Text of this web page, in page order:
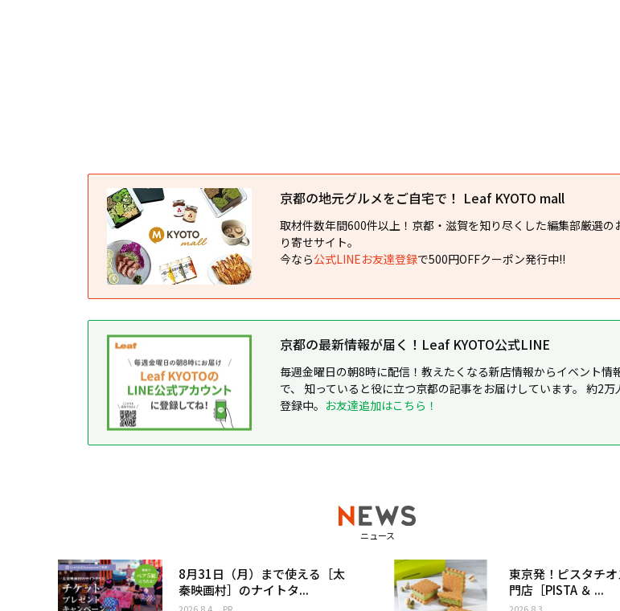
京都の地元グルメをご自宅で！ Leaf KYOTO mall
取材件数年間600件以上！京都・滋賀を知り尽くした編集部厳選の
り寄せサイト。
今なら公式LINEお友達登録で500円OFFクーポン発行中!!
京都の最新情報が届く！Leaf KYOTO公式LINE
毎週金曜日の朝8時に配信！教えたくなる新店情報からイベント情
で、 知っていると役に立つ京都の記事をお届けしています。 約2万
登録中。 お友達追加はこちら！
ニュース
8月31日（月）まで使える［太
秦映画村］のナイトタ...
東京発！ピスタチ
門店［PISTA ＆ ...